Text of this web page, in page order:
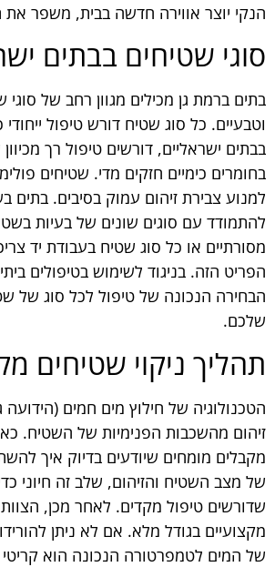
הנקי יוצר אווירה חדשה בבית, משפר
סוגי שטיחים בבתים
בתים ברמת גן מכילים מגוון רחב של
וטבעיים. כל סוג שטיח דורש טיפול
בבתים ישראליים, דורשים טיפול רך
בחומרים כימיים חזקים מדי. שטיחים
למנוע צבירת זיהום עמוק בסיבים. בתים
להתמודד עם סוגים שונים של בעיות
מסורתיים או כל סוג שטיח בעבודת יד
הפריט הזה. בניגוד לשימוש בטיפולים
הבחירה הנכונה של טיפול לכל סוג של
שלכם.
תהליך ניקוי שטיחים
זיהום מהשכבות הפנימיות של השטיח.
מקבלים מומחים שיודעים בדיוק איך
של מצב השטיח והזיהום, שלב זה חיוני
שדורשים טיפול מקדים. לאחר מכן,
מקצועיים בגודל מלא. אם לא ניתן
של המים לטמפרטורה הנכונה הוא